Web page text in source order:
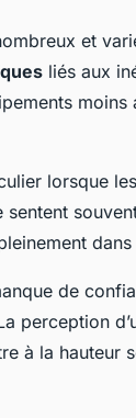
et
liés aux
moins
lorsque
de
perception
à la hauteur